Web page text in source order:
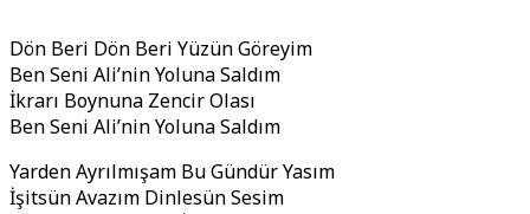
Dön Beri Dön Beri Yüzün Göreyim
Ben Seni Ali’nin Yoluna Saldım
İkrarı Boynuna Zencir Olası
Ben Seni Ali’nin Yoluna Saldım
Yarden Ayrılmışam Bu Gündür Yasım
İşitsün Avazım Dinlesün Sesim